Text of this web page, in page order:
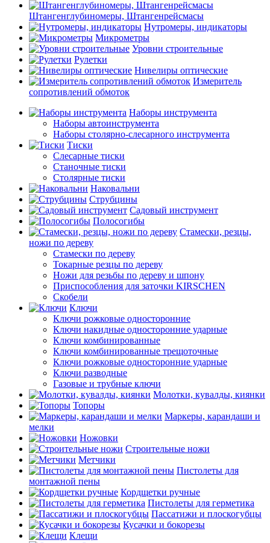
Штангенглубиномеры, Штангенрейсмасы
Нутромеры, индикаторы
Микрометры
Уровни строительные
Рулетки
Нивелиры оптические
Измеритель
сопротивлений обмоток
Наборы инструмента
Наборы автоинструмента
Наборы столярно-слесарного инструмента
Тиски
Слесарные тиски
Станочные тиски
Столярные тиски
Наковальни
Струбцины
Садовый инструмент
Полосогибы
Стамески, резцы,
ножи по дереву
Стамески по дереву
Токарные резцы по дереву
Ножи для резьбы по дереву и шпону
Приспособления для заточки KIRSCHEN
Скобели
Ключи
Ключи рожковые односторонние
Ключи накидные односторонние ударные
Ключи комбинированные
Ключи комбинированные трещоточные
Ключи рожковые односторонние ударные
Ключи разводные
Газовые и трубные ключи
Молотки, кувалды, киянки
Топоры
Маркеры, карандаши и
мелки
Ножовки
Строительные ножи
Метчики
Пистолеты для
монтажной пены
Кордщетки ручные
Пистолеты для герметика
Пассатижи и плоскогубцы
Кусачки и бокорезы
Клещи